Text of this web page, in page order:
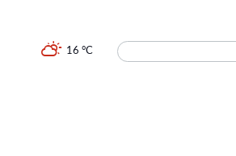
16 °C